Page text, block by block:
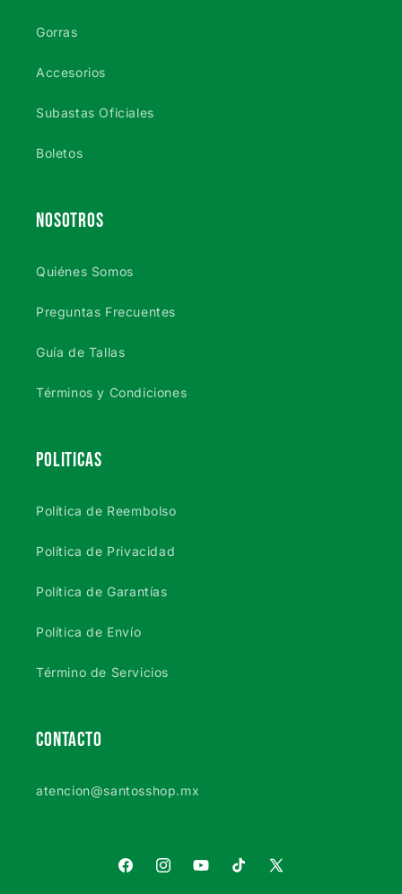
Gorras
Accesorios
Subastas Oficiales
Boletos
NOSOTROS
Quiénes Somos
Preguntas Frecuentes
Guía de Tallas
Términos y Condiciones
POLITICAS
Política de Reembolso
Política de Privacidad
Política de Garantías
Política de Envío
Término de Servicios
CONTACTO
atencion@santosshop.mx
FacebookInstagramYouTubeTikTokX